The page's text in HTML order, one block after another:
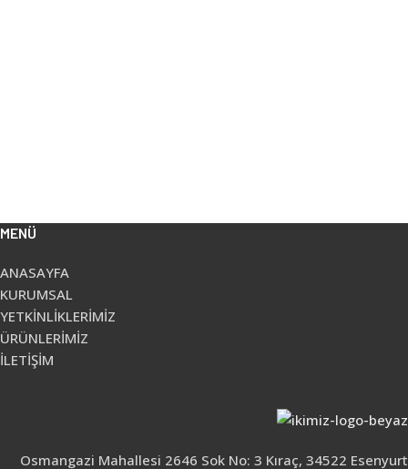
MENÜ
ANASAYFA
KURUMSAL
YETKİNLİKLERİMİZ
ÜRÜNLERİMİZ
İLETİŞİM
Osmangazi Mahallesi 2646 Sok No: 3 Kıraç, 34522 Esenyurt